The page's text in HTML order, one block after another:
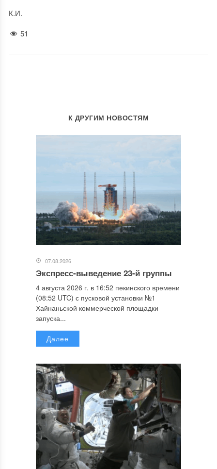
К.И.
51
К ДРУГИМ НОВОСТЯМ
07.08.2026
Экспресс-выведение 23-й группы
4 августа 2026 г. в 16:52 пекинского времени
(08:52 UTC) с пусковой установки №1
Хайнаньской коммерческой площадки
запуска...
Далее